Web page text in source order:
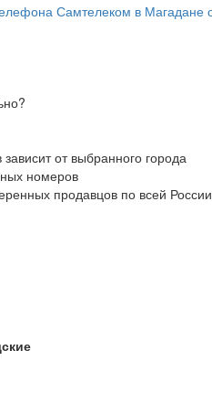
от выбранного города
номеров
продавцов по всей России